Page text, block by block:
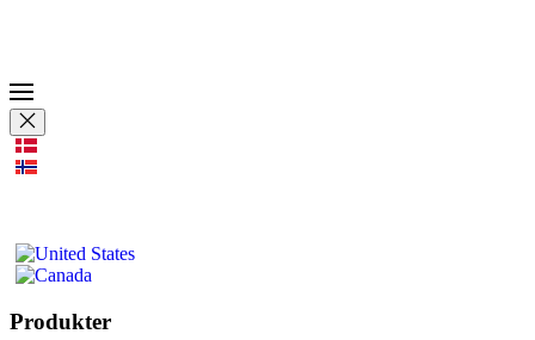
Produkter